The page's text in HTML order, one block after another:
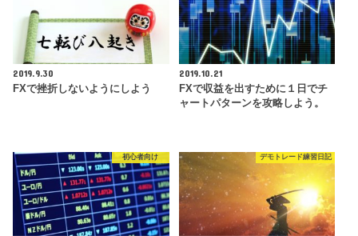
2019.9.30
FXで挫折しないようにしよう
2019.10.21
FXで収益を出すために１日でチ
ャートパターンを攻略しよう。
初心者向け デモトレード練習日記